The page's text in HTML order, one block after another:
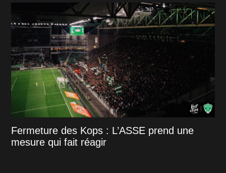
Fermeture des Kops : L’ASSE prend une
mesure qui fait réagir